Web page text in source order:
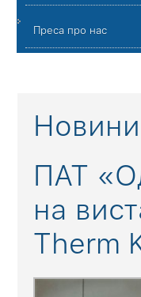
Преса про нас
Новини
ПАТ
на
Therm